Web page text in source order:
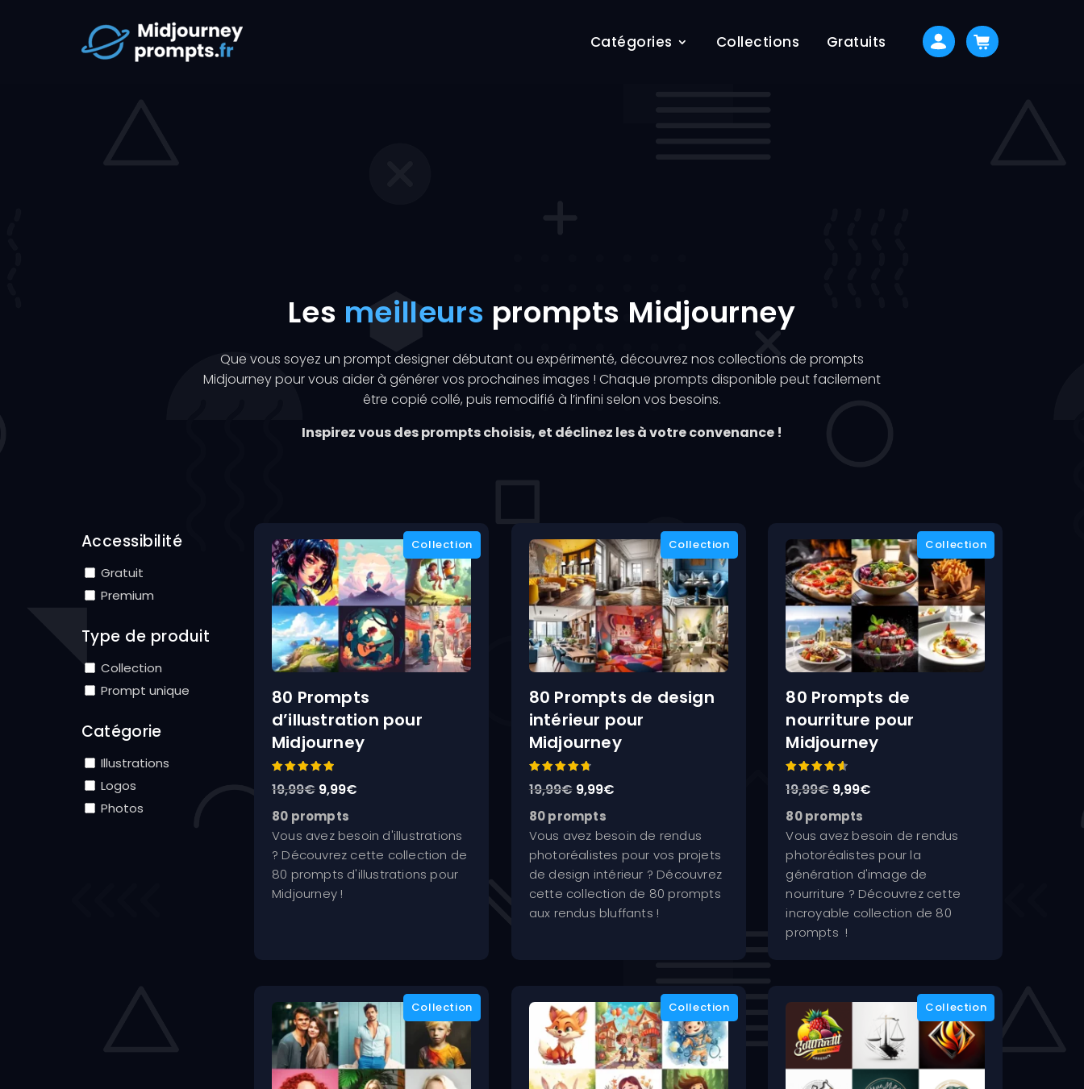
Catégories Collections Gratuits
Les meilleurs prompts Midjourney
Que vous soyez un prompt designer débutant ou expérimenté, découvrez nos collections de prompts
Midjourney pour vous aider à générer vos prochaines images ! Chaque prompts disponible peut facilement
être copié collé, puis remodifié à l’infini selon vos besoins.
Inspirez vous des prompts choisis, et déclinez les à votre convenance !
Accessibilité
Gratuit
Premium
Type de produit
Collection
Prompt unique
Catégorie
Illustrations
Logos
Photos
80 Prompts
d’illustration pour
Midjourney
5.00
19,99€ Le
prix
initial
était :
19,99€.
9,99€
actuel
est :
9,99€.
80 prompts
Vous avez besoin d'illustrations
? Découvrez cette collection de
80 prompts d'illustrations pour
Midjourney !
80 Prompts de design
intérieur pour
Midjourney
4.80
19,99€ Le
prix
initial
était :
19,99€.
9,99€Le
actuel
est :
9,99€.
80 prompts
Vous avez besoin de rendus
photoréalistes pour vos projets
de design intérieur ? Découvrez
cette collection de 80 prompts
aux rendus bluffants !
80 Prompts de
nourriture pour
Midjourney
4.67
19,99€ Le
prix
initial
était :
19,99€.
9,99€
actuel
est :
9,99€.
80 prompts
Vous avez besoin de rendus
photoréalistes pour la
génération d'image de
nourriture ? Découvrez cette
incroyable collection de 80
prompts !